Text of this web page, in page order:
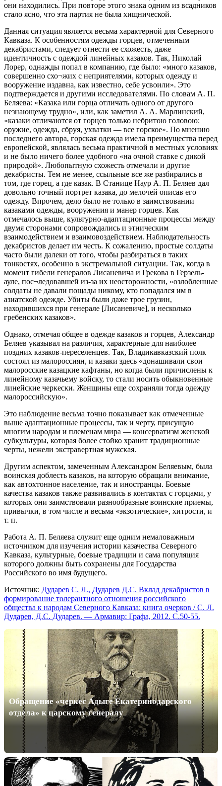
они находились. При повторе этого знака одним из всадников
стало ясно, что эта партия не была хищнической.
Данная ситуация является весьма характерной для Северного
Кавказа. К особенностям одежды горцев, отмеченным
декабристами, следует отнести ее схожесть, даже
идентичность с одеждой линейных казаков. Так, Николай
Лорер, однажды попал в компанию, где было: «много казаков,
совершенно схо¬жих с неприятелями, которых одежду и
вооружение издавна, как известно, себе усвоили». Это
подтверждается и другими исследователями. По словам А. П.
Беляева: «Казака или горца отличать одного от другого
незнающему трудно», или, как заметил А. А. Марлинский,
«казаки отличаются от горцев только небритою головою:
оружие, одежда, сбруя, ухватки — все горское». По мнению
последнего автора, горская одежда имела преимущества перед
европейской, являлась весьма практичной в местных условиях
и не было ничего более удобного «на очной ставке с дикой
природой». Любопытную схожесть отмечали и другие
декабристы. Тем не менее, ссыльные все же разбирались в
том, где горец, а где казак. В Станице Наур А. П. Беляев дал
довольно точный портрет казака, до мелочей описав его
одежду. Впрочем, дело было не только в заимствовании
казаками одежды, вооружения и манер горцев. Как
отмечалось выше, культурно-адаптационные процессы между
двумя сторонами сопровождались и этническим
взаимодействием и взаимовоздействием. Наблюдательность
декабристов делает им честь. К сожалению, простые солдаты
часто были далеки от того, чтобы разбираться в таких
тонкостях, особенно в экстремальной ситуации. Так, когда в
момент гибели генералов Лисаневича и Грекова в Герзель-
ауле, пос¬ледовавшей из-за их неосторожности, «озлобленные
солдаты не давали пощады никому, кто попадался им в
азиатской одежде. Убиты были даже трое грузин,
находившихся при генерале [Лисаневиче], и несколько
гребенских казаков».
Однако, отмечая общее в одежде казаков и горцев, Александр
Беляев указывал на различия, характерные для наиболее
поздних казаков-переселенцев. Так, Владикавказский полк
состоял из малороссиян, и казаки здесь «донашивали свои
малоросские казацкие кафтаны, но когда были причислены к
линейному казачьему войску, то стали носить обыкновенные
линейские черкески. Женщины еще сохраняли тогда одежду
малороссийскую».
Это наблюдение весьма точно показывает как отмеченные
выше адаптационные процессы, так и черту, присущую
многим народам и племенам мира — консерватизм женской
субкультуры, которая более стойко хранит традиционные
черты, нежели экстравертная мужская.
Другим аспектом, замеченным Александром Беляевым, была
воинская доблесть казаков, на которую обращали внимание,
как автохтонное население, так и иностранцы. Боевые
качества казаков также развивались в контактах с горцами, у
которых они заимствовали разнообразные воинские приемы,
привычки, в том числе и весьма «экзотические», хитрости, и
т. п.
Работа А. П. Беляева служит еще одним немаловажным
источником для изучения истории казачества Северного
Кавказа, культурные, боевые традиции и сама популяция
которого должны быть сохранены для Государства
Российского во имя будущего.
Источник: Дударев С. Л., Дударев Д.С. Вклад декабристов в
формирование толерантного отношения российского
общества к народам Северного Кавказа: книга очерков / С. Л.
Дударев, Д.С. Дударев. — Армавир: Графа, 2012. С.50-55.
Обращение «черкес Адыге Екатеринодарского
отдела» к царскому генералу